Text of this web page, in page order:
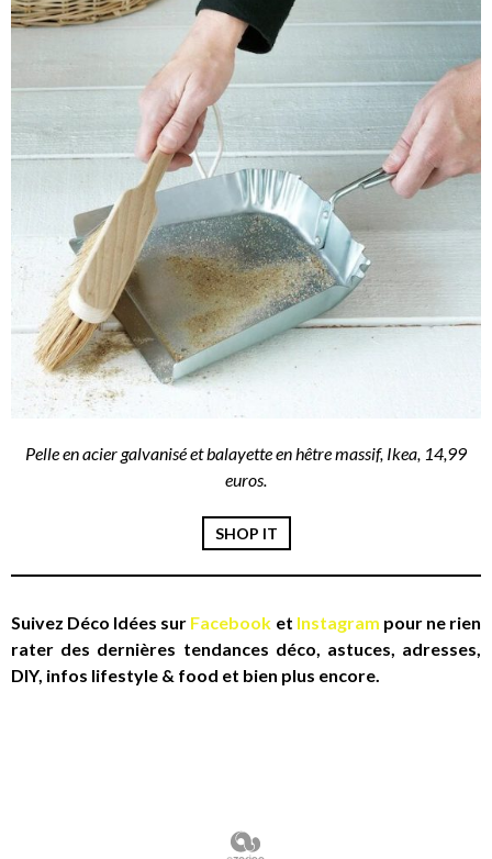
Pelle en acier galvanisé et balayette en hêtre massif, Ikea, 14,99
euros.
SHOP IT
Suivez Déco Idées sur Facebook et Instagram pour ne rien
rater des dernières tendances déco, astuces, adresses,
DIY, infos lifestyle & food et bien plus encore.